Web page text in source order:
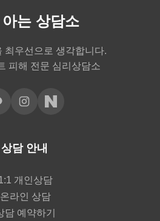
는 상담소
최우선으로 생각합니다.
피해 전문 심리상담소
상담 안내
개인상담
온라인 상담
담 예약하기